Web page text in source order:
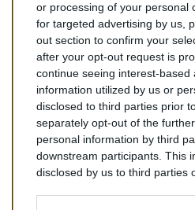
or processing of your personal
for targeted advertising by us,
out section to confirm your
after your opt-out request is
continue seeing interest-
information utilized by us or
disclosed to third parties prior
separately opt-out of the
personal information by third
downstream participants. This
disclosed by us to third parties
Message (n'oubliez pas d'indiquer
cherchez !)
Envoyer votre demande